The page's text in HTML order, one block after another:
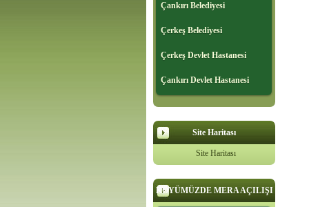
Çankırı Belediyesi
Çerkeş Belediyesi
Çerkeş Devlet Hastanesi
Çankırı Devlet Hastanesi
Site Haritası
Site Haritası
KÖYÜMÜZDE MERA AÇILIŞI